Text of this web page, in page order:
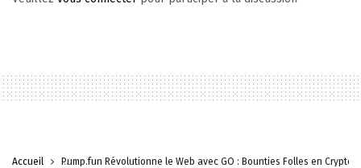
Accueil Pump.fun Révolutionne le Web avec GO : Bounties Folles en Crypto